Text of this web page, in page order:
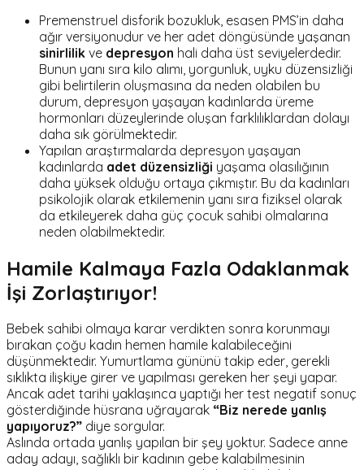
Premenstruel disforik bozukluk, esasen PMS’in daha
ağır versiyonudur ve her adet döngüsünde yaşanan
sinirlilik ve depresyon hali daha üst seviyelerdedir.
Bunun yanı sıra kilo alımı, yorgunluk, uyku düzensizliği
gibi belirtilerin oluşmasına da neden olabilen bu
durum, depresyon yaşayan kadınlarda üreme
hormonları düzeylerinde oluşan farklılıklardan dolayı
daha sık görülmektedir.
Yapılan araştırmalarda depresyon yaşayan
kadınlarda adet düzensizliği yaşama olasılığının
daha yüksek olduğu ortaya çıkmıştır. Bu da kadınları
psikolojik olarak etkilemenin yanı sıra fiziksel olarak
da etkileyerek daha güç çocuk sahibi olmalarına
neden olabilmektedir.
Hamile Kalmaya Fazla Odaklanmak
İşi Zorlaştırıyor!
Bebek sahibi olmaya karar verdikten sonra korunmayı
bırakan çoğu kadın hemen hamile kalabileceğini
düşünmektedir. Yumurtlama gününü takip eder, gerekli
sıklıkta ilişkiye girer ve yapılması gereken her şeyi yapar.
Ancak adet tarihi yaklaşınca yaptığı her test negatif sonuç
gösterdiğinde hüsrana uğrayarak “Biz nerede yanlış
yapıyoruz?” diye sorgular.
Aslında ortada yanlış yapılan bir şey yoktur. Sadece anne
aday adayı, sağlıklı bir kadının gebe kalabilmesinin